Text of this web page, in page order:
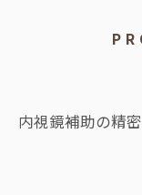
内視鏡補助の精